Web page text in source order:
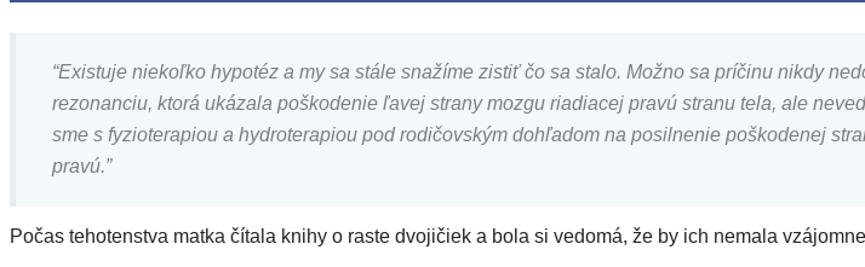
“Existuje niekoľko hypotéz a my sa stále snažíme zistiť čo sa stalo. Možno sa príčinu nikdy
rezonanciu, ktorá ukázala poškodenie ľavej strany mozgu riadiacej pravú stranu tela, ale
sme s fyzioterapiou a hydroterapiou pod rodičovským dohľadom na posilnenie poškodenej
pravú.”
Počas tehotenstva matka čítala knihy o raste dvojičiek a bola si vedomá, že by ich nemala